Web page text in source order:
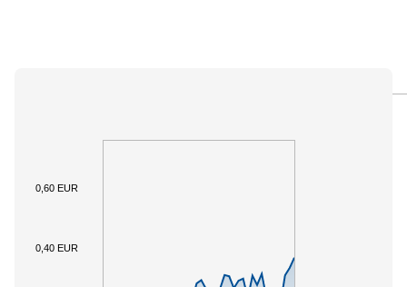
0,40 EUR
0,60 EUR